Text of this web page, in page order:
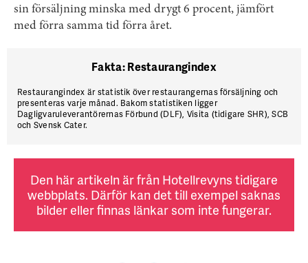
sin försäljning minska med drygt 6 procent, jämfört
med förra samma tid förra året.
Fakta: Restaurangindex
Restaurangindex är statistik över restaurangernas försäljning och
presenteras varje månad. Bakom statistiken ligger
Dagligvaruleverantörernas Förbund (DLF), Visita (tidigare SHR), SCB
och Svensk Cater.
Den här artikeln är från Hotellrevyns tidigare
webbplats. Därför kan det till exempel saknas
bilder eller finnas länkar som inte fungerar.